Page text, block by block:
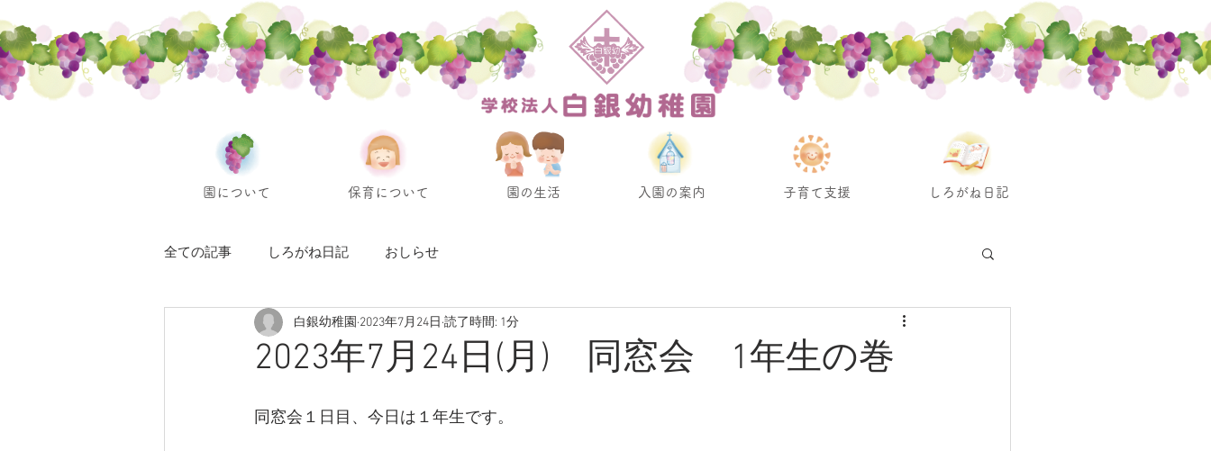
園について 保育について 園の生活 入園の案内 子育て支援 しろがね日記
全ての記事 しろがね日記 おしらせ
2023年7月24日(月) 同窓会 1年生の巻
白銀幼稚園 2023年7月24日 読了時間: 1分
同窓会１日目、今日は１年生です。